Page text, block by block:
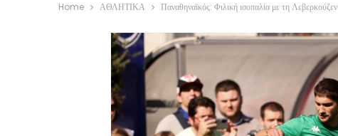
Home ΑΘΛΗΤΙΚΑ Παναθηναϊκός: Φιλική ισοπαλία με τη Λεβερκούζεν